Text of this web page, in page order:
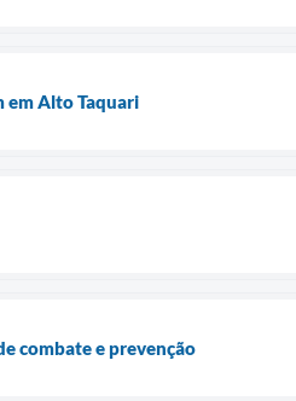
em Alto Taquari
combate e prevenção